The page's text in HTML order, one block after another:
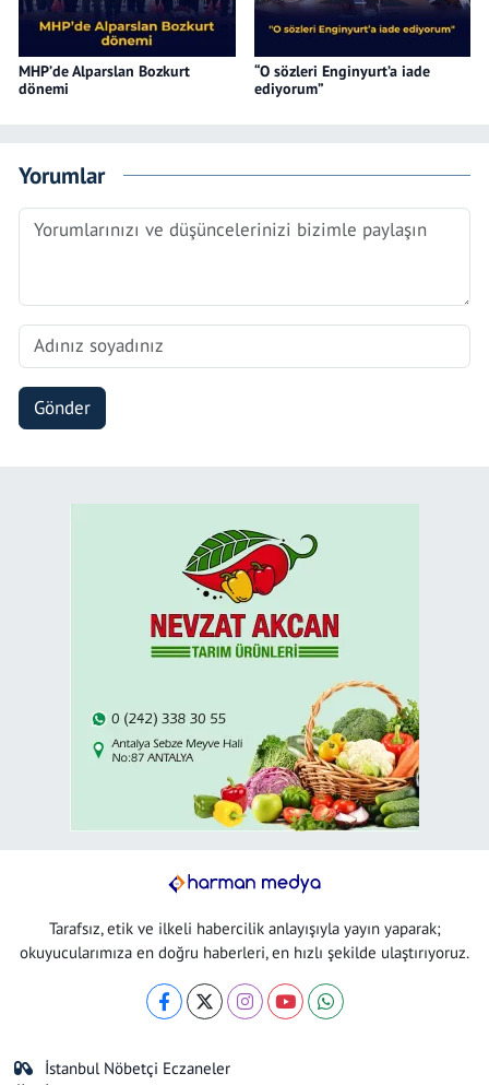
MHP’de Alparslan Bozkurt
dönemi
“O sözleri Enginyurt’a iade
ediyorum”
Yorumlar
Gönder
Tarafsız, etik ve ilkeli habercilik anlayışıyla yayın yaparak;
okuyucularımıza en doğru haberleri, en hızlı şekilde ulaştırıyoruz.
İstanbul Nöbetçi Eczaneler